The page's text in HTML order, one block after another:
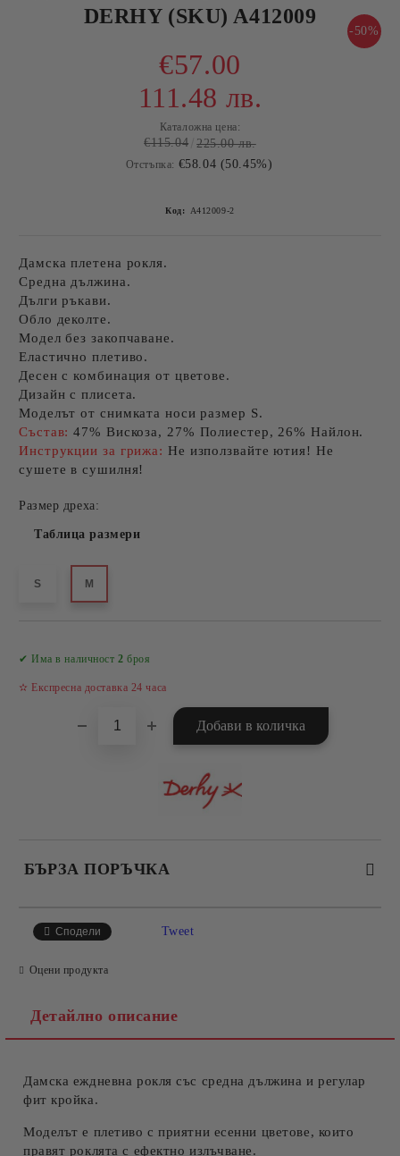
DERHY (SKU) A412009
-50%
€57.00
111.48 лв.
Каталожна цена:
€115.04 225.00 лв.
Отстъпка: €58.04 (50.45%)
Код: A412009-2
Дамска плетена рокля.
Средна дължина.
Дълги ръкави.
Обло деколте.
Модел без закопчаване.
Еластично плетиво.
Десен с комбинация от цветове.
Дизайн с плисета.
Моделът от снимката носи размер S.
Състав: 47% Вискоза, 27% Полиестер, 26% Найлон.
Инструкции за грижа: Не използвайте ютия! Не
сушете в сушилня!
Размер дреха:
Таблица размери
S M
✔ Има в наличност2 броя
✫ Експресна доставка 24 часа
БЪРЗА ПОРЪЧКА
Съгласен съм сПолитиката за лични данни
Ние ще се свържем с вас в рамките на работния ден.
Сподели Tweet
Оцени продукта
Детайлно описание
Дамска еждневна рокля със средна дължина и регулар
фит кройка.
Моделът е плетиво с приятни есенни цветове, които
правят роклята с ефектно излъчване.